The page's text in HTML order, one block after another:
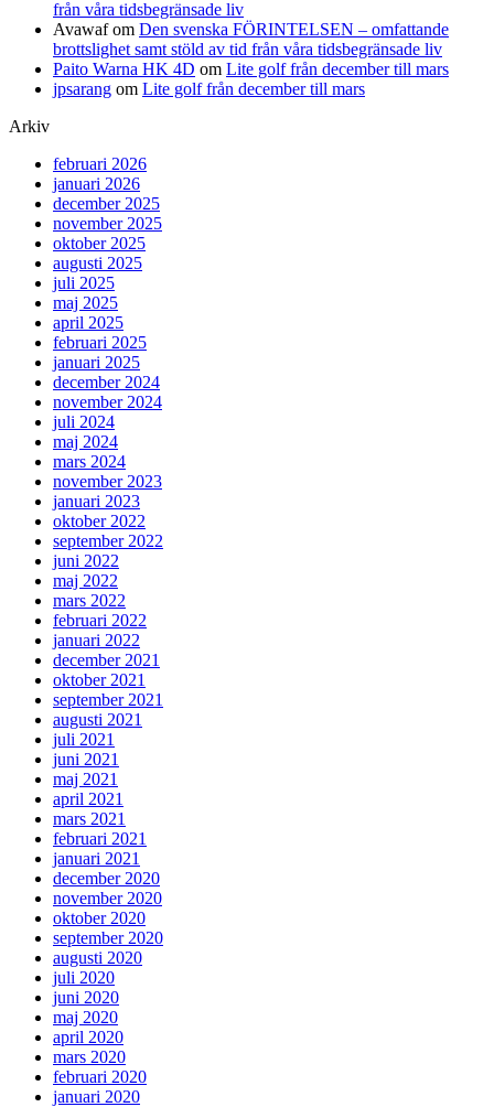
från våra tidsbegränsade liv
Avawafom Den svenska FÖRINTELSEN – omfattande
brottslighet samt stöld av tid från våra tidsbegränsade liv
Paito Warna HK 4D om Lite golf från december till mars
jpsarang om Lite golf från december till mars
Arkiv
februari 2026
januari 2026
december 2025
november 2025
oktober 2025
augusti 2025
juli 2025
maj 2025
april 2025
februari 2025
januari 2025
december 2024
november 2024
juli 2024
maj 2024
mars 2024
november 2023
januari 2023
oktober 2022
september 2022
juni 2022
maj 2022
mars 2022
februari 2022
januari 2022
december 2021
oktober 2021
september 2021
augusti 2021
juli 2021
juni 2021
maj 2021
april 2021
mars 2021
februari 2021
januari 2021
december 2020
november 2020
oktober 2020
september 2020
augusti 2020
juli 2020
juni 2020
maj 2020
april 2020
mars 2020
februari 2020
januari 2020